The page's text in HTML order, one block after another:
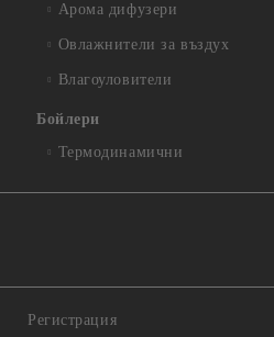
Арома дифузери
Овлажнители за въздух
Влагоуловители
Бойлери
Термодинамични
Регистрация